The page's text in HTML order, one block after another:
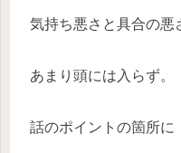
気持ち悪さと具合の悪
あまり頭には入らず。
話のポイントの箇所に